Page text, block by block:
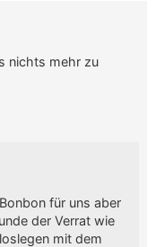
nichts mehr zu
für uns aber
der Verrat wie
mit dem